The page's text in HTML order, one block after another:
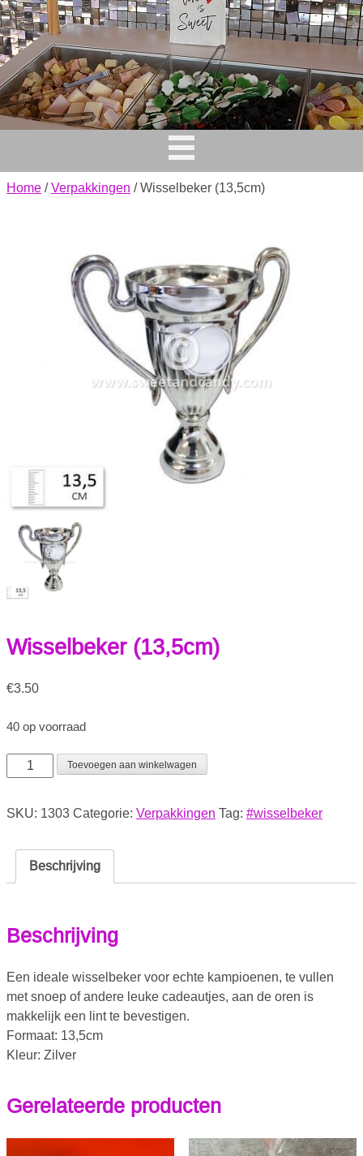
Home /Verpakkingen / Wisselbeker (13,5cm)
Wisselbeker (13,5cm)
€3.50
40 op voorraad
Toevoegen aan winkelwagen
SKU: 1303 Categorie: Verpakkingen Tag: #wisselbeker
Beschrijving
Beschrijving
Een ideale wisselbeker voor echte kampioenen, te vullen
met snoep of andere leuke cadeautjes, aan de oren is
makkelijk een lint te bevestigen.
Formaat: 13,5cm
Kleur: Zilver
Gerelateerde producten